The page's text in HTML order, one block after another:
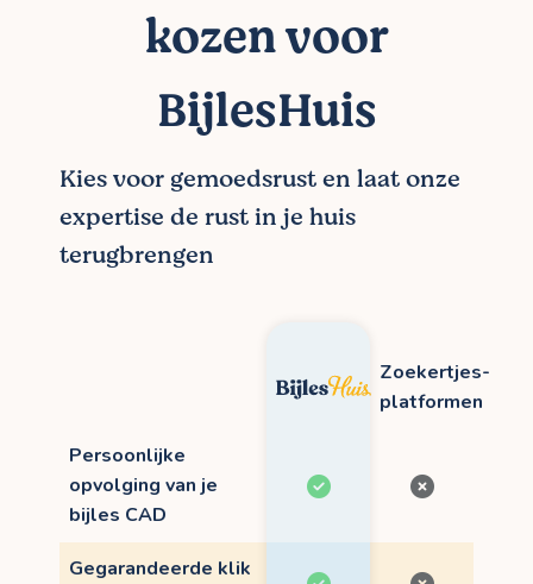
kozen voor
BijlesHuis
Kies voor gemoedsrust en laat onze
expertise de rust in je huis
terugbrengen
Zoekertjes-
platformen
Persoonlijke
opvolging van je
bijles CAD
Gegarandeerde klik